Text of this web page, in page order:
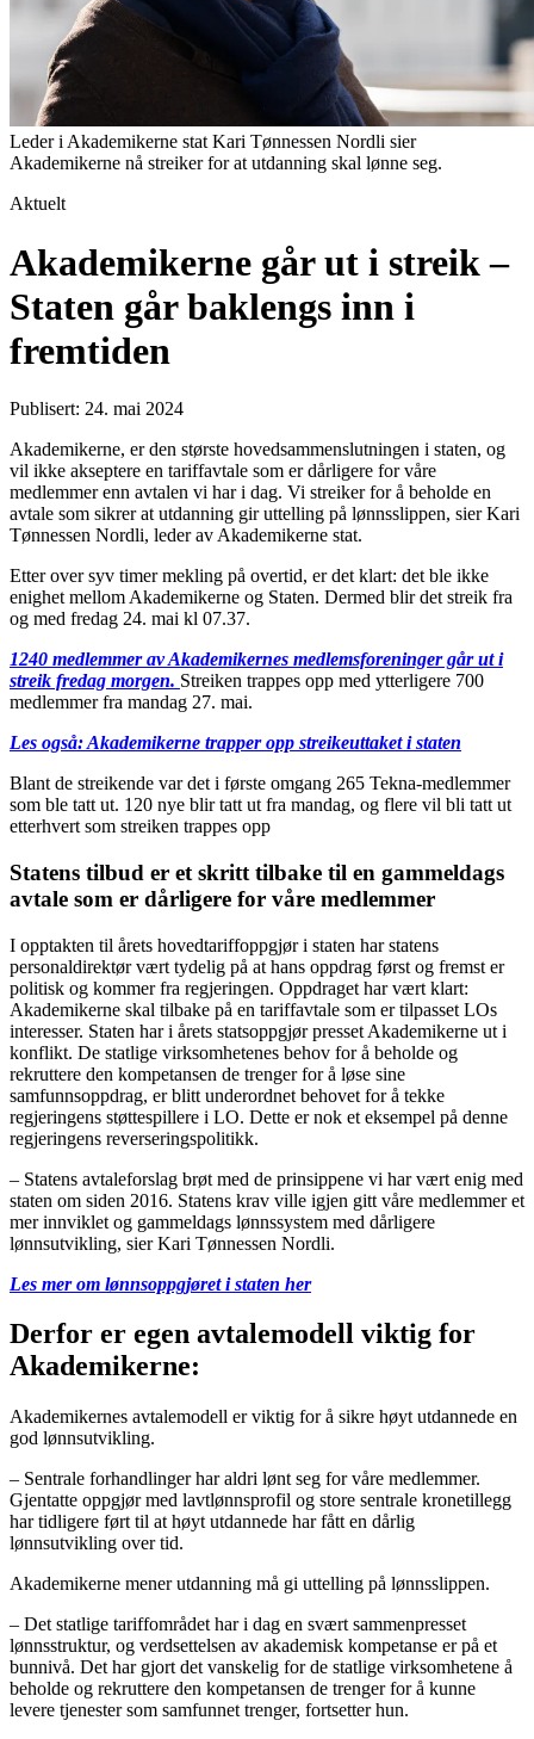
Leder i Akademikerne stat Kari Tønnessen Nordli sier
Akademikerne nå streiker for at utdanning skal lønne seg.
Aktuelt
Akademikerne går ut i streik –
Staten går baklengs inn i
fremtiden
Publisert: 24. mai 2024
Akademikerne, er den største hovedsammenslutningen i staten, og
vil ikke akseptere en tariffavtale som er dårligere for våre
medlemmer enn avtalen vi har i dag. Vi streiker for å beholde en
avtale som sikrer at utdanning gir uttelling på lønnsslippen, sier Kari
Tønnessen Nordli, leder av Akademikerne stat.
Etter over syv timer mekling på overtid, er det klart: det ble ikke
enighet mellom Akademikerne og Staten. Dermed blir det streik fra
og med fredag 24. mai kl 07.37.
1240 medlemmer av Akademikernes medlemsforeninger går ut i
streik fredag morgen. Streiken trappes opp med ytterligere 700
medlemmer fra mandag 27. mai.
Les også: Akademikerne trapper opp streikeuttaket i staten
Blant de streikende var det i første omgang 265 Tekna-medlemmer
som ble tatt ut. 120 nye blir tatt ut fra mandag, og flere vil bli tatt ut
etterhvert som streiken trappes opp
Statens tilbud er et skritt tilbake til en gammeldags
avtale som er dårligere for våre medlemmer
I opptakten til årets hovedtariffoppgjør i staten har statens
personaldirektør vært tydelig på at hans oppdrag først og fremst er
politisk og kommer fra regjeringen. Oppdraget har vært klart:
Akademikerne skal tilbake på en tariffavtale som er tilpasset LOs
interesser. Staten har i årets statsoppgjør presset Akademikerne ut i
konflikt. De statlige virksomhetenes behov for å beholde og
rekruttere den kompetansen de trenger for å løse sine
samfunnsoppdrag, er blitt underordnet behovet for å tekke
regjeringens støttespillere i LO. Dette er nok et eksempel på denne
regjeringens reverseringspolitikk.
– Statens avtaleforslag brøt med de prinsippene vi har vært enig med
staten om siden 2016. Statens krav ville igjen gitt våre medlemmer et
mer innviklet og gammeldags lønnssystem med dårligere
lønnsutvikling, sier Kari Tønnessen Nordli.
Les mer om lønnsoppgjøret i staten her
Derfor er egen avtalemodell viktig for
Akademikerne:
Akademikernes avtalemodell er viktig for å sikre høyt utdannede en
god lønnsutvikling.
– Sentrale forhandlinger har aldri lønt seg for våre medlemmer.
Gjentatte oppgjør med lavtlønnsprofil og store sentrale kronetillegg
har tidligere ført til at høyt utdannede har fått en dårlig
lønnsutvikling over tid.
Akademikerne mener utdanning må gi uttelling på lønnsslippen.
– Det statlige tariffområdet har i dag en svært sammenpresset
lønnsstruktur, og verdsettelsen av akademisk kompetanse er på et
bunnivå. Det har gjort det vanskelig for de statlige virksomhetene å
beholde og rekruttere den kompetansen de trenger for å kunne
levere tjenester som samfunnet trenger, fortsetter hun.